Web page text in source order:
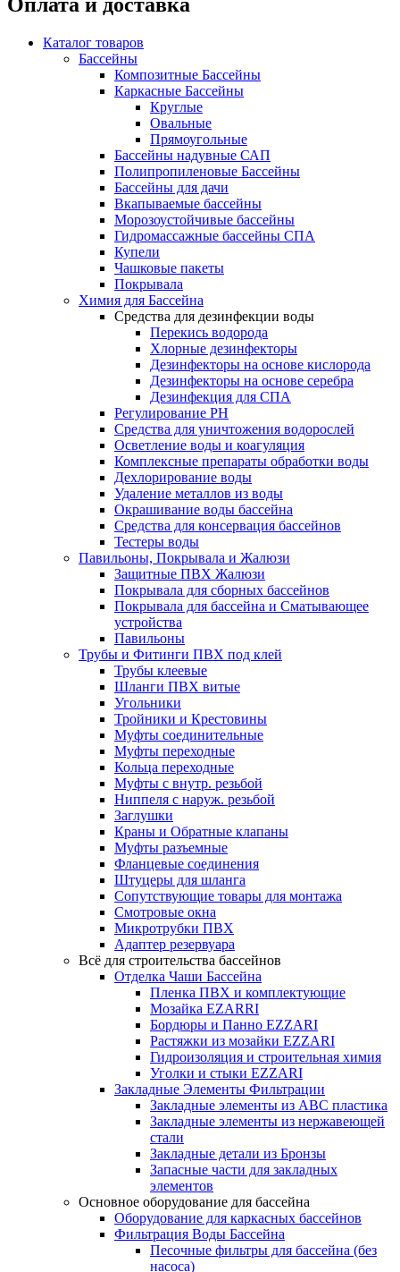
Каталог товаров
Бассейны
Композитные Бассейны
Каркасные Бассейны
Круглые
Овальные
Прямоугольные
Бассейны надувные САП
Полипропиленовые Бассейны
Бассейны для дачи
Вкапываемые бассейны
Морозоустойчивые бассейны
Гидромассажные бассейны СПА
Купели
Чашковые пакеты
Покрывала
Химия для Бассейна
Средства для дезинфекции воды
Перекись водорода
Хлорные дезинфекторы
Дезинфекторы на основе кислорода
Дезинфекторы на основе серебра
Дезинфекция для СПА
Регулирование РН
Средства для уничтожения водорослей
Осветление воды и коагуляция
Комплексные препараты обработки воды
Дехлорирование воды
Удаление металлов из воды
Окрашивание воды бассейна
Средства для консервация бассейнов
Тестеры воды
Павильоны, Покрывала и Жалюзи
Защитные ПВХ Жалюзи
Покрывала для сборных бассейнов
Покрывала для бассейна и Сматывающее
устройства
Павильоны
Трубы и Фитинги ПВХ под клей
Трубы клеевые
Шланги ПВХ витые
Угольники
Тройники и Крестовины
Муфты соединительные
Муфты переходные
Кольца переходные
Муфты с внутр. резьбой
Ниппеля с наруж. резьбой
Заглушки
Краны и Обратные клапаны
Муфты разъемные
Фланцевые соединения
Штуцеры для шланга
Сопутствующие товары для монтажа
Смотровые окна
Микротрубки ПВХ
Адаптер резервуара
Всё для строительства бассейнов
Отделка Чаши Бассейна
Пленка ПВХ и комплектующие
Мозайка EZARRI
Бордюры и Панно EZZARI
Растяжки из мозайки EZZARI
Гидроизоляция и строительная химия
Уголки и стыки EZZARI
Закладные Элементы Фильтрации
Закладные элементы из ABC пластика
Закладные элементы из нержавеющей
стали
Закладные детали из Бронзы
Запасные части для закладных
элементов
Основное оборудование для бассейна
Оборудование для каркасных бассейнов
Фильтрация Воды Бассейна
Песочные фильтры для бассейна (без
насоса)